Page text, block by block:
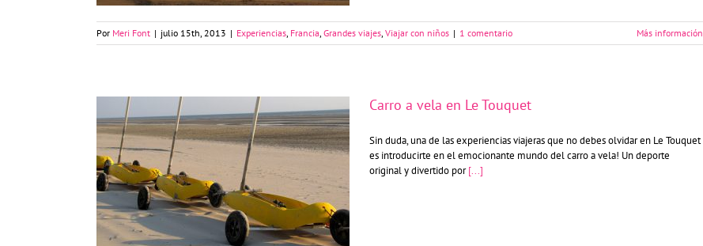
Por Meri Font | julio 15th, 2013 | Experiencias, Francia, Grandes viajes, Viajar con niños | 1 comentario Más información
Carro a vela en Le Touquet
Carro a vela en Le Touquet
Sin duda, una de las experiencias viajeras que no debes olvidar en Le Touquet
es introducirte en el emocionante mundo del carro a vela! Un deporte
original y divertido por[...]